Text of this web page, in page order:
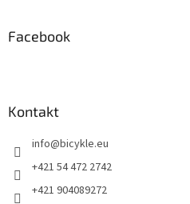
Facebook
Kontakt
info@bicykle.eu
+421 54 472 2742
+421 904089272